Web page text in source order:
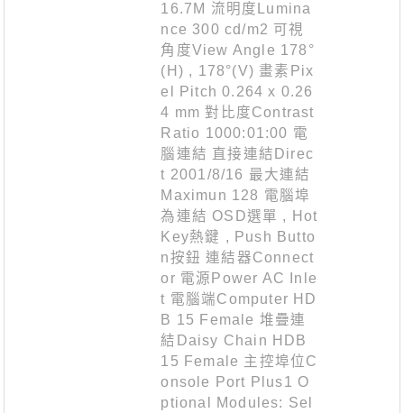
16.7M 流明度Lumina
nce 300 cd/m2 可視
角度View Angle 178°
(H) , 178°(V) 畫素Pix
el Pitch 0.264 x 0.26
4 mm 對比度Contrast
Ratio 1000:01:00 電
腦連結 直接連結Direc
t 2001/8/16 最大連結
Maximun 128 電腦埠
為連結 OSD選單 , Hot
Key熱鍵 , Push Butto
n按鈕 連結器Connect
or 電源Power AC Inle
t 電腦端Computer HD
B 15 Female 堆疊連
結Daisy Chain HDB
15 Female 主控埠位C
onsole Port Plus1 O
ptional Modules: Sel